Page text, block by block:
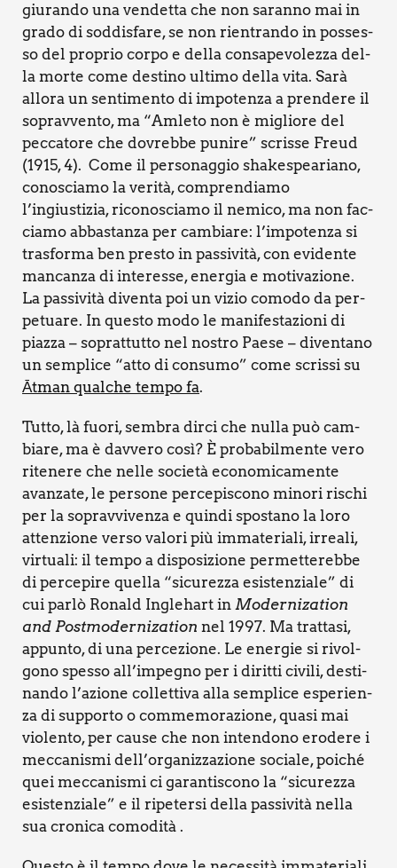
giu­ran­do una ven­det­ta che non saran­no mai in
gra­do di sod­di­sfa­re, se non rien­tran­do in pos­ses­
so del pro­prio cor­po e del­la con­sa­pe­vo­lez­za del­
la mor­te come desti­no ulti­mo del­la vita. Sarà
allo­ra un sen­ti­men­to di impo­ten­za a pren­de­re il
soprav­ven­to, ma “Amle­to non è miglio­re del
pec­ca­to­re che dovreb­be puni­re” scris­se Freud
(1915, 4). Come il per­so­nag­gio sha­ke­spea­ria­no,
cono­scia­mo la veri­tà, com­pren­dia­mo
l’ingiustizia, rico­no­scia­mo il nemi­co, ma non fac­
cia­mo abba­stan­za per cam­bia­re: l’impotenza si
tra­sfor­ma ben pre­sto in pas­si­vi­tà, con evi­den­te
man­can­za di inte­res­se, ener­gia e moti­va­zio­ne.
La pas­si­vi­tà diven­ta poi un vizio como­do da per­
pe­tua­re. In que­sto modo le mani­fe­sta­zio­ni di
piaz­za – soprat­tut­to nel nostro Pae­se – diven­ta­no
un sem­pli­ce “atto di con­su­mo” come scris­si su
Ātman qual­che tem­po fa.
Tut­to, là fuo­ri, sem­bra dir­ci che nul­la può cam­
bia­re, ma è dav­ve­ro così? È pro­ba­bil­men­te vero
rite­ne­re che nel­le socie­tà eco­no­mi­ca­men­te
avan­za­te, le per­so­ne per­ce­pi­sco­no mino­ri rischi
per la soprav­vi­ven­za e quin­di spo­sta­no la loro
atten­zio­ne ver­so valo­ri più imma­te­ria­li, irrea­li,
vir­tua­li: il tem­po a dispo­si­zio­ne per­met­te­reb­be
di per­ce­pi­re quel­la “sicu­rez­za esi­sten­zia­le” di
cui par­lò Ronald Ingle­hart in Moder­ni­za­tion
and Post­mo­der­ni­za­tion nel 1997. Ma trat­ta­si,
appun­to, di una per­ce­zio­ne. Le ener­gie si rivol­
go­no spes­so all’impegno per i dirit­ti civi­li, desti­
nan­do l’azione col­let­ti­va alla sem­pli­ce espe­rien­
za di sup­por­to o com­me­mo­ra­zio­ne, qua­si mai
vio­len­to, per cau­se che non inten­do­no ero­de­re i
mec­ca­ni­smi dell’organizzazione socia­le, poi­ché
quei mec­ca­ni­smi ci garan­ti­sco­no la “sicu­rez­za
esi­sten­zia­le” e il ripe­ter­si del­la pas­si­vi­tà nel­la
sua cro­ni­ca como­di­tà .